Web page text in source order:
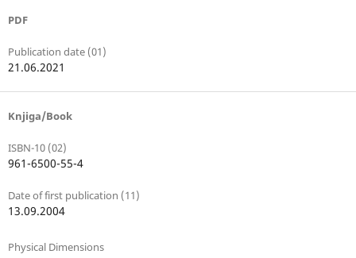
PDF
Publication date (01)
21.06.2021
Knjiga/Book
ISBN-10 (02)
961-6500-55-4
Date of first publication (11)
13.09.2004
Physical Dimensions